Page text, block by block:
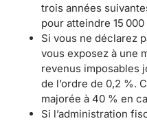
trois années
pour atteindre 15 000
Si vous ne déclarez
vous exposez à une
revenus imposables
de l’ordre de 0,2 %.
majorée à 40 % en
Si l’administration